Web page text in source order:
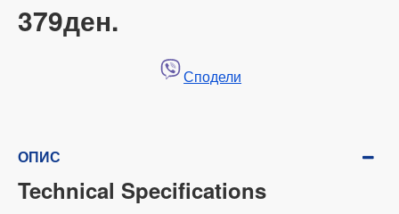
379ден.
Сподели
ОПИС
Technical Specifications